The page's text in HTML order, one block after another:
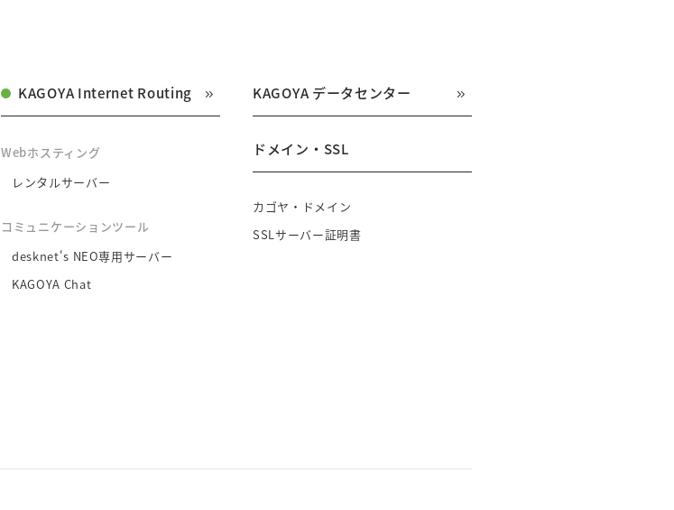
KAGOYA Internet Routing
Webホスティング
レンタルサーバー
コミュニケーションツール
desknet's NEO専用サーバー
KAGOYA Chat
KAGOYA データセンター
ドメイン・SSL
カゴヤ・ドメイン
SSLサーバー証明書